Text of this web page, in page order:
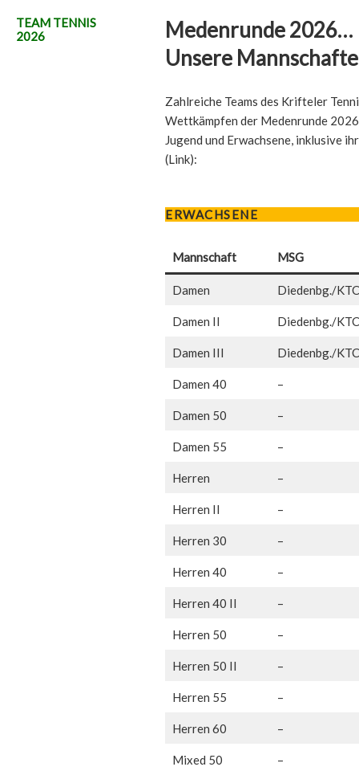
TEAM TENNIS
2026
Medenrunde 2026…
Unsere
Zahlreiche Teams des Krifteler
Wettkämpfen der Medenrunde
Jugend und Erwachsene, inklusive
(Link):
ERWACHSENE
Mannschaft MSG
Damen Diedenbg./KTC
Damen II Diedenbg./KTC
Damen III Diedenbg./KTC
Damen 40 –
Damen 50 –
Damen 55 –
Herren –
Herren II –
Herren 30 –
Herren 40 –
Herren 40 II –
Herren 50 –
Herren 50 II –
Herren 55 –
Herren 60 –
Mixed 50 –